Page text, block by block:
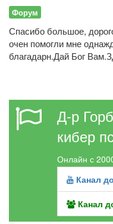
Форум
Спасибо большое,
очен помогли мне
благадарн.Дай Бог
Д-р
кибер
Онлайн с
Канал
Канал